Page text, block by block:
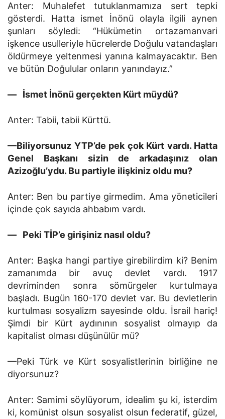
Anter: Muhalefet tutuklanmamıza sert tepki
gösterdi. Hat­ta ismet İnönü olayla ilgili aynen
şunları söyledi: “Hükümetin ortazamanvari
işkence usulleriyle hücrelerde Doğulu vatan­daşları
öldürmeye yeltenmesi yanına kalmayacaktır. Ben
ve bütün Doğulular onların yanındayız.”
— İsmet İnönü gerçekten Kürt müydü?
Anter: Tabii, tabii Kürttü.
—Biliyorsunuz YTP’de pek çok Kürt vardı. Hatta
Genel Başkanı sizin de arkadaşınız olan
Azizoğlu’ydu. Bu partiyle ilişkiniz oldu mu?
Anter: Ben bu partiye girmedim. Ama yöneticileri
içinde çok sayıda ahbabım vardı.
— Peki TİP’e girişiniz nasıl oldu?
Anter: Başka hangi partiye girebilirdim ki? Benim
zama­nımda bir avuç devlet vardı. 1917
devriminden sonra sömür­geler kurtulmaya
başladı. Bugün 160-170 devlet var. Bu dev­letlerin
kurtulması sosyalizm sayesinde oldu. İsrail hariç!
Şimdi bir Kürt aydınının sosyalist olmayıp da
kapitalist olma­sı düşünülür mü?
—Peki Türk ve Kürt sosyalistlerinin birliğine ne
diyorsu­nuz?
Anter: Samimi söylüyorum, idealim şu ki, isterdim
ki, komünist olsun sosyalist olsun federatif, güzel,